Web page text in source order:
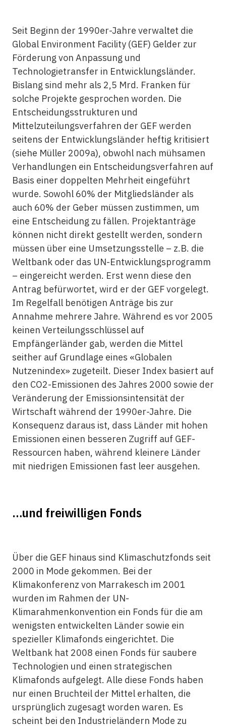
Seit Beginn der 1990er-Jahre verwaltet die
Global Environment Facility (GEF) Gelder zur
Förderung von Anpassung und
Technologietransfer in Entwicklungsländer.
Bislang sind mehr als 2,5 Mrd. Franken für
solche Projekte gesprochen worden. Die
Entscheidungsstrukturen und
Mittelzuteilungsverfahren der GEF werden
seitens der Entwicklungsländer heftig kritisiert
(siehe Müller 2009a), obwohl nach mühsamen
Verhandlungen ein Entscheidungsverfahren auf
Basis einer doppelten Mehrheit eingeführt
wurde. Sowohl 60% der Mitgliedsländer als
auch 60% der Geber müssen zustimmen, um
eine Entscheidung zu fällen. Projektanträge
können nicht direkt gestellt werden, sondern
müssen über eine Umsetzungsstelle – z.B. die
Weltbank oder das UN-Entwicklungsprogramm
– eingereicht werden. Erst wenn diese den
Antrag befürwortet, wird er der GEF vorgelegt.
Im Regelfall benötigen Anträge bis zur
Annahme mehrere Jahre. Während es vor 2005
keinen Verteilungsschlüssel auf
Empfängerländer gab, werden die Mittel
seither auf Grundlage eines «Globalen
Nutzenindex» zugeteilt. Dieser Index basiert auf
den CO2-Emissionen des Jahres 2000 sowie der
Veränderung der Emissionsintensität der
Wirtschaft während der 1990er-Jahre. Die
Konsequenz daraus ist, dass Länder mit hohen
Emissionen einen besseren Zugriff auf GEF-
Ressourcen haben, während kleinere Länder
mit niedrigen Emissionen fast leer ausgehen.
…und freiwilligen Fonds
Über die GEF hinaus sind Klimaschutzfonds seit
2000 in Mode gekommen. Bei der
Klimakonferenz von Marrakesch im 2001
wurden im Rahmen der UN-
Klimarahmenkonvention ein Fonds für die am
wenigsten entwickelten Länder sowie ein
spezieller Klimafonds eingerichtet. Die
Weltbank hat 2008 einen Fonds für saubere
Technologien und einen strategischen
Klimafonds aufgelegt. Alle diese Fonds haben
nur einen Bruchteil der Mittel erhalten, die
ursprünglich zugesagt worden waren. Es
scheint bei den Industrieländern Mode zu